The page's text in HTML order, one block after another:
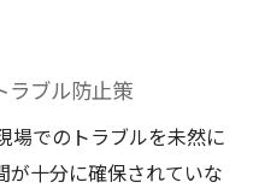
価計算の基礎知識
得と費用反映の方法
ラブル防止策
場でのトラブルを未然に
が十分に確保されていな